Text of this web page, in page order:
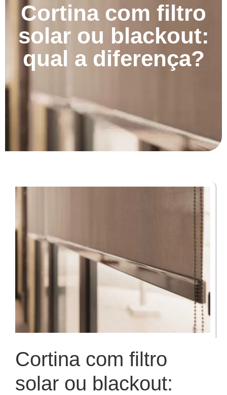
Cortina com filtro
solar ou blackout:
qual a diferença?
Cortina com filtro
solar ou blackout: